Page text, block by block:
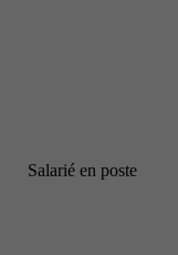
Salarié en poste